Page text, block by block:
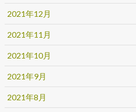
2021年12月
2021年11月
2021年10月
2021年9月
2021年8月